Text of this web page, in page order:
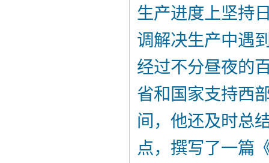
生产进度上坚持
调解决生产中遇
经过不分昼夜的
省和国家支持西
间，他还及时总
点，撰写了一篇